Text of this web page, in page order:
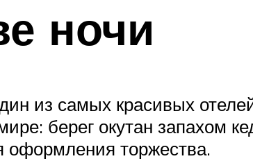
ночи
из самых красивых
берег окутан запахом
торжества.